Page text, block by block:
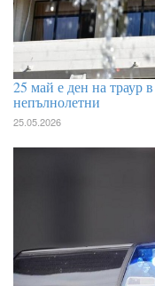
25 май е ден на траур
непълнолетни
25.05.2026